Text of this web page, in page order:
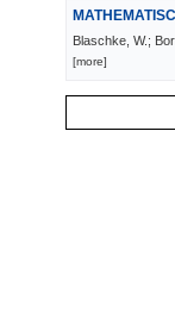
Blaschke, W.;
[more]